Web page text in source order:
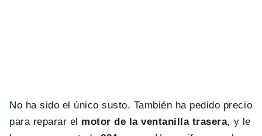
No ha sido el único susto. También ha pedido precio
para reparar el motor de la ventanilla trasera, y le